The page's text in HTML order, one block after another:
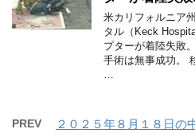
米カリフォルニア
タル（Keck
プターが着陸失敗
手術は無事成功。
…
PREV
２０２５年８月１８日の